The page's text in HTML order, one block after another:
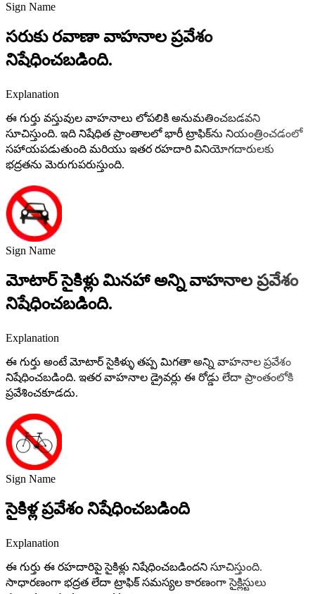
Sign Name
సరుకు రవాణా వాహనాల ప్రవేశం
నిషేధించబడింది.
Explanation
ఈ గుర్తు వస్తువుల వాహనాలు లోపలికి అనుమతించబడవని
సూచిస్తుంది. ఇది నిషేధిత ప్రాంతాలలో భారీ ట్రాఫిక్‌ను నియంత్రించడంలో
సహాయపడుతుంది మరియు ఇతర రహదారి వినియోగదారులకు
భద్రతను మెరుగుపరుస్తుంది.
Sign Name
మోటార్ సైకిళ్లు మినహా అన్ని వాహనాల ప్రవేశం
నిషేధించబడింది.
Explanation
ఈ గుర్తు అంటే మోటార్ సైకిళ్ళు తప్ప మిగతా అన్ని వాహనాల ప్రవేశం
నిషేధించబడింది. ఇతర వాహనాల డ్రైవర్లు ఈ రోడ్డు లేదా ప్రాంతంలోకి
ప్రవేశించకూడదు.
Sign Name
సైకిళ్ల ప్రవేశం నిషేధించబడింది
Explanation
ఈ గుర్తు ఈ రహదారిపై సైకిళ్లు నిషేధించబడిందని సూచిస్తుంది.
సాధారణంగా భద్రత లేదా ట్రాఫిక్ సమస్యల కారణంగా సైక్లిస్టులు